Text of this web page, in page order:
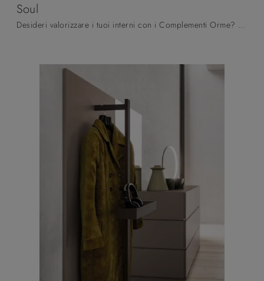
Soul
Desideri valorizzare i tuoi interni con i Complementi Orme? Ecco qui diversi modelli di specchi senza cornice come Soul.